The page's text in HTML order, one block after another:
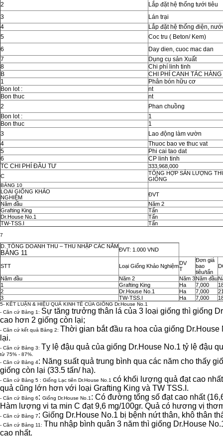
2
Lắp đặt hệ thống tưới tiêu
3
Lán trại
4
Lắp đặt hệ thống điện,
5
Coc tru ( Beton/ Kem)
6
Day dien, cuoc mac dan
7
Dụng cụ sản Xuất
8
Chi phí linh tinh
B
CHI PHÍ CANH TÁC HÀNG
1
Phân bón hữu cơ
Bon lot :
nt
Bon thuc
nt
2
Phan chuồng
Bon lot :
1
Bon thuc
1
3
Lao động làm vườn
4
Thuoc bao ve thuc vat
5
Phi cai tao dat
6
CP linh tinh
TC CHI PHÍ ĐẦU TƯ
333,968,000
C
TỔNG HỢP SẢN LƯỢNG
GIỐNG
BẢNG 10
LOẠI GIỐNG KHẢO
NGHIỆM
ĐVT
Năm đầu
Năm 2
Grafting King
Tấn
Dr.House No.1
Tấn
TW-TSS.I
Tấn
7
D. TỔNG DOANH THU – THU NHẬP CÁC NĂM
BẢNG 11 ĐVT: 1.000 VND
STT Loại Giống Khảo NghiệmDV
T
Đơn giá
bao
tiêu/tấn
Năm đầu Năm 2 Năm 3Năm đầu
1
Grafting King Ha 7,000
2
Dr.House No.1 Ha 7,000
3
TW-TSS.I Ha 7,000
5- KẾT LUẬN & HIỆU QUẢ KINH TẾ CỦA GIỐNG Dr.House No.1
- Căn cứ Bảng 1: Sự tăng trưởng thân lá của 3 loại giống thì giống
cao hơn 2 giống còn lại;
- Căn cứ kết quả Bảng 2: Thời gian bắt đầu ra hoa của giống
lại.
- Căn cứ Bảng 3: Tỵ lệ đậu quả của giống Dr.House No.1 tỷ lệ đậu
từ 75% - 87%.
- Căn cứ Bảng 4: Năng suất quả trung bình qua các năm cho thấy
giống còn lại (33.5 tấn/ ha).
- Căn cứ Bảng 5 : Giống Lạc tiên Dr.House No.1 có khối lượng quả đạt cao
quả cũng lớn hơn với loại Grafting King và TW TSS.I.
- Căn cứ Bảng 6: Giống Dr.House No.1 : Có đường tổng số đạt cao nhất
Hàm lượng vi ta min C đạt 9,6 mg/100gr. Quả có hương vị
- Căn cứ Bảng 7: Giống Dr.House No.1 bị bệnh nứt thân, khô thân
- Căn cứ Bảng 11: Thu nhập bình quân 3 năm thì giống Dr.House
cao nhất.